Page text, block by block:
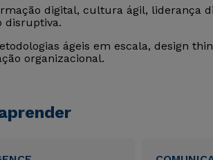
digital, cultura ágil, liderança
disruptiva.
ágeis em escala, design
organizacional.